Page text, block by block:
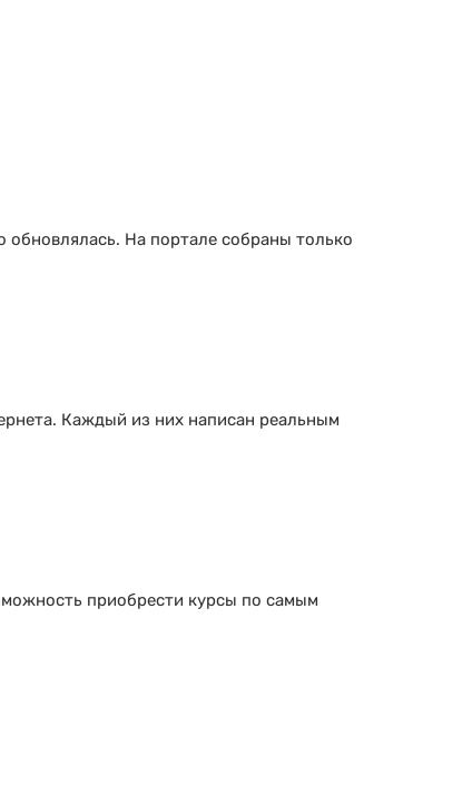
На портале собраны только
Каждый из них написан реальным
приобрести курсы по самым